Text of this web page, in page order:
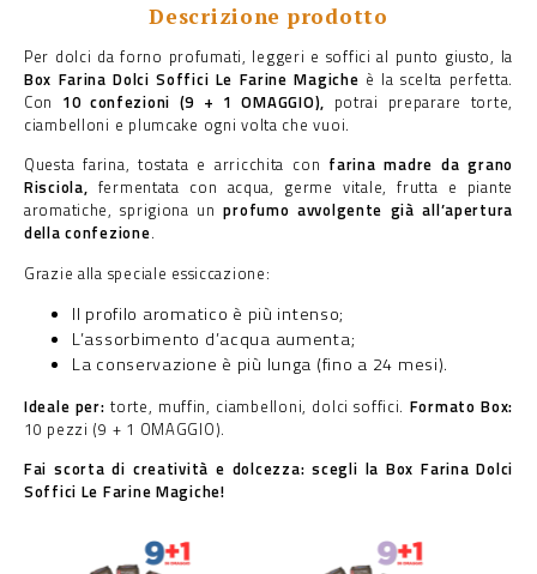
quantità
Descrizione prodotto
Per dolci da forno profumati, leggeri e soffici al punto giusto, la
Box Farina Dolci Soffici Le Farine Magiche è la scelta perfetta.
Con 10 confezioni (9 + 1 OMAGGIO), potrai preparare torte,
ciambelloni e plumcake ogni volta che vuoi.
Questa farina, tostata e arricchita con farina madre da grano
Risciola, fermentata con acqua, germe vitale, frutta e piante
aromatiche, sprigiona unprofumo avvolgente già all’apertura
della confezione.
Grazie alla speciale essiccazione:
Il profilo aromatico è più intenso;
L’assorbimento d’acqua aumenta;
La conservazione è più lunga (fino a 24 mesi).
Ideale per: torte, muffin, ciambelloni, dolci soffici. Formato Box:
10 pezzi (9 + 1 OMAGGIO).
Fai scorta di creatività e dolcezza: scegli la Box Farina Dolci
Soffici Le Farine Magiche!